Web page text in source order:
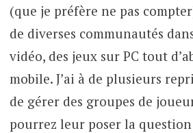
(que je préfère ne pas
de diverses communautés
vidéo, des jeux sur PC tout
mobile. J’ai à de plusieurs
de gérer des groupes de
pourrez leur poser la